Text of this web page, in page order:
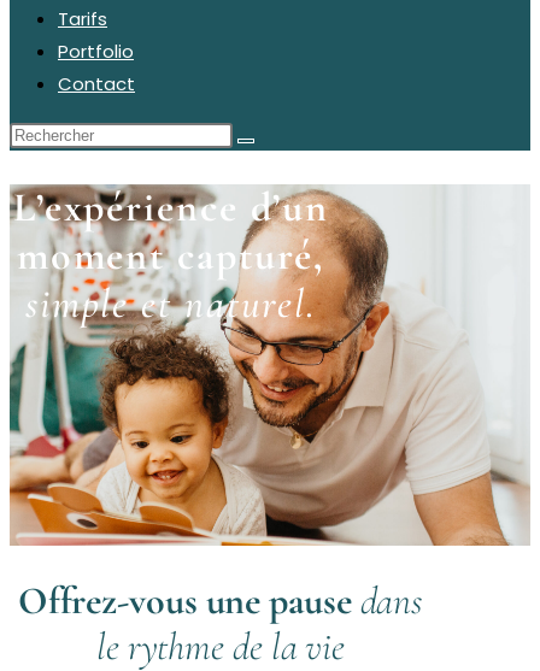
Tarifs
Portfolio
Contact
L’expérience d’un
moment capturé,
simple et naturel.
Offrez-vous une pausedans
le rythme de la vie